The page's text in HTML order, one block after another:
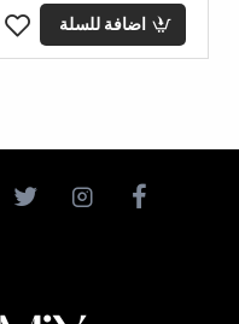
اضافة للسلة